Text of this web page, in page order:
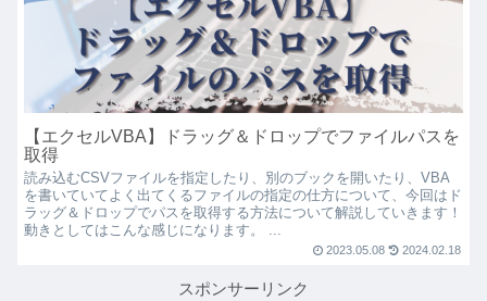
【エクセルVBA】ドラッグ＆ドロップでファイルパスを
取得
読み込むCSVファイルを指定したり、別のブックを開いたり、VBA
を書いていてよく出てくるファイルの指定の仕方について、今回はド
ラッグ＆ドロップでパスを取得する方法について解説していきます！
動きとしてはこんな感じになります。 ...
2023.05.08 2024.02.18
スポンサーリンク